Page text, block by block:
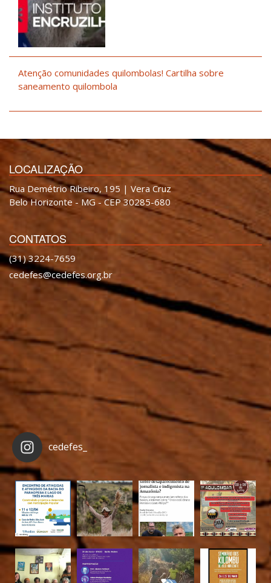
Atenção comunidades quilombolas! Cartilha sobre
saneamento quilombola
LOCALIZAÇÃO
Rua Demétrio Ribeiro, 195 | Vera Cruz
Belo Horizonte - MG - CEP 30285-680
CONTATOS
(31) 3224-7659
cedefes@cedefes.org.br
cedefes_